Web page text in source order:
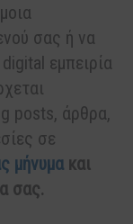
σας ή να
εμπειρία
posts, άρθρα,
σε
μήνυμα και
σας.